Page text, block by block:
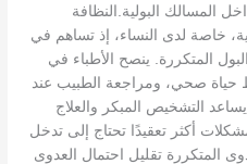
المسالك البولية.النظافة
خاصة لدى النساء، إذ تساهم في
المتكررة. ينصح الأطباء في
حياة صحي، ومراجعة الطبيب عند
التشخيص المبكر والعلاج
أكثر تعقيدًا تحتاج إلى تدخل
المتكررة تقليل احتمال العدوى